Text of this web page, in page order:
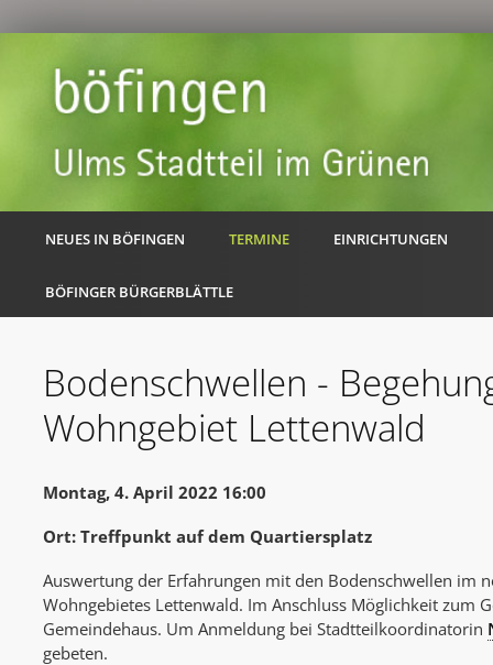
NEUES IN BÖFINGEN TERMINE EINRICHTUNGEN
BÖFINGER BÜRGERBLÄTTLE
Bodenschwellen -
Wohngebiet Lettenwald
Montag, 4. April 2022 16:00
Ort: Treffpunkt auf dem Quartiersplatz
Auswertung der Erfahrungen mit den Bodenschwellen im
Wohngebietes Lettenwald. Im Anschluss Möglichkeit zum
Gemeindehaus. Um Anmeldung bei Stadtteilkoordinatorin
gebeten.